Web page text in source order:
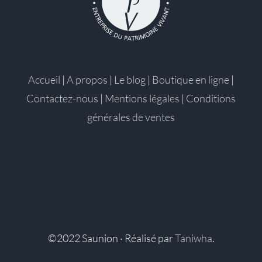
Accueil | A propos | Le blog | Boutique en ligne |
Contactez-nous | Mentions légales | Conditions
générales de ventes
©2022 Saunion · Réalisé parTaniwha.